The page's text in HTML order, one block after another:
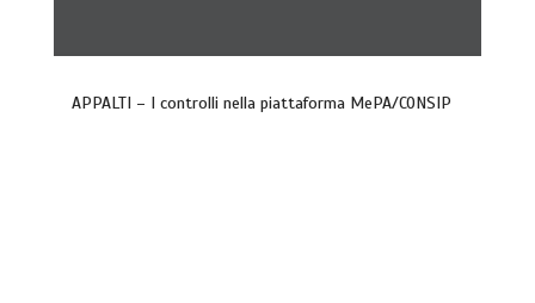
APPALTI – I controlli nella piattaforma MePA/CONSIP